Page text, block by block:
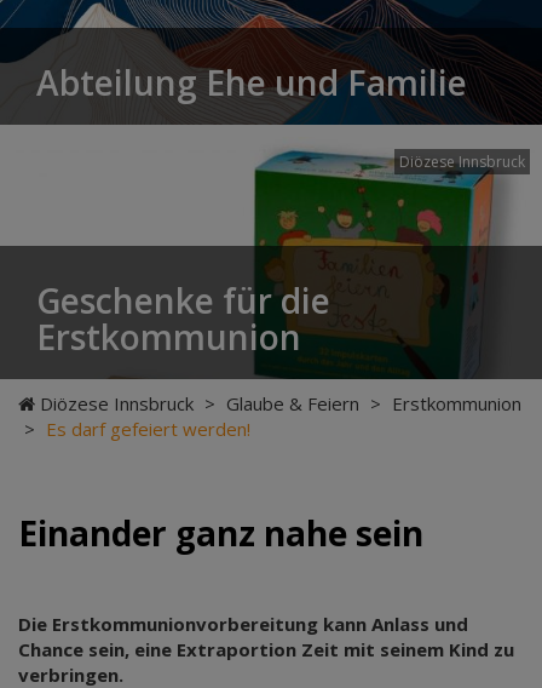
Abteilung Ehe und Familie
Diözese Innsbruck
Geschenke für die
Erstkommunion
Diözese Innsbruck > Glaube & Feiern > Erstkommunion
> Es darf gefeiert werden!
Einander ganz nahe sein
Die Erstkommunionvorbereitung kann Anlass und
Chance sein, eine Extraportion Zeit mit seinem Kind zu
verbringen.